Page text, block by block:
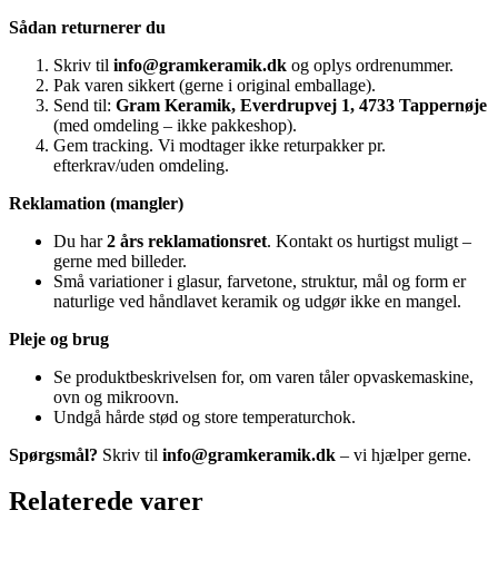
Sådan returnerer du
Skriv til info@gramkeramik.dk og oplys ordrenummer.
Pak varen sikkert (gerne i original emballage).
Send til: Gram Keramik, Everdrupvej 1, 4733 Tappernøje
(med omdeling – ikke pakkeshop).
Gem tracking. Vi modtager ikke returpakker pr.
efterkrav/uden omdeling.
Reklamation (mangler)
Du har2 års reklamationsret. Kontakt os hurtigst muligt –
gerne med billeder.
Små variationer i glasur, farvetone, struktur, mål og form er
naturlige ved håndlavet keramik og udgør ikke en mangel.
Pleje og brug
Se produktbeskrivelsen for, om varen tåler opvaskemaskine,
ovn og mikroovn.
Undgå hårde stød og store temperaturchok.
Spørgsmål? Skriv til info@gramkeramik.dk – vi hjælper gerne.
Relaterede varer